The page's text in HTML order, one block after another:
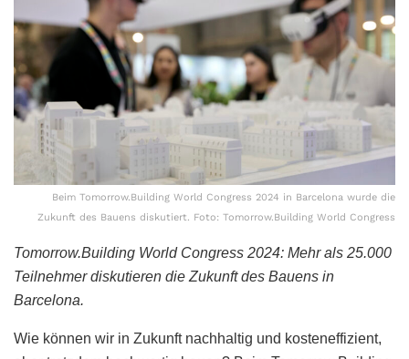
Beim Tomorrow.Building World Congress 2024 in Barcelona wurde die
Zukunft des Bauens diskutiert. Foto: Tomorrow.Building World Congress
Tomorrow.Building World Congress 2024: Mehr als 25.000
Teilnehmer diskutieren die Zukunft des Bauens in
Barcelona.
Wie können wir in Zukunft nachhaltig und kosteneffizient,